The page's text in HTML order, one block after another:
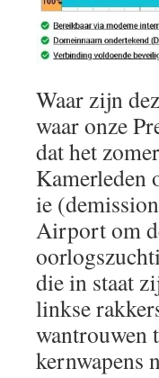
Waar zijn
waar onze
dat het
Kamerleden
ie
Airport om
die in staat
linkse
wantrouwen
kernwapens